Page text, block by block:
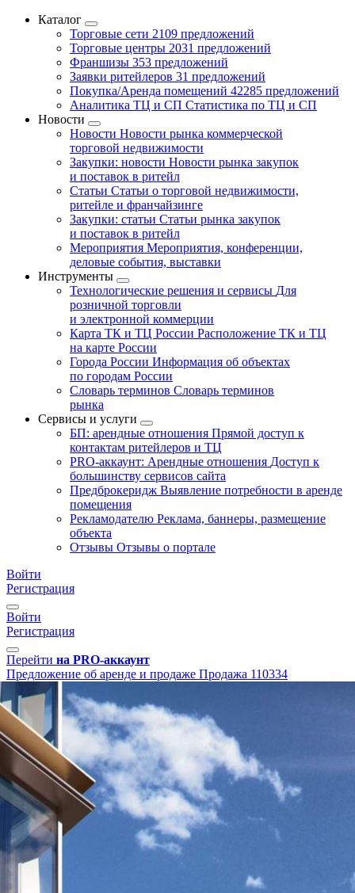
Каталог
Торговые сети 2109 предложений
Торговые центры 2031 предложений
Франшизы 353 предложений
Заявки ритейлеров 31 предложений
Покупка/Аренда помещений 42285 предложений
Аналитика ТЦ и СП Статистика по ТЦ и СП
Новости
Новости Новости рынка коммерческой
торговой недвижимости
Закупки: новости Новости рынка закупок
и поставок в ритейл
Статьи Статьи о торговой недвижимости,
ритейле и франчайзинге
Закупки: статьи Статьи рынка закупок
и поставок в ритейл
Мероприятия Мероприятия, конференции,
деловые события, выставки
Инструменты
Технологические решения и сервисы Для
розничной торговли
и электронной коммерции
Карта ТК и ТЦ России Расположение ТК и ТЦ
на карте России
Города России Информация об объектах
по городам России
Словарь терминов Словарь терминов
рынка
Сервисы и услуги
БП: арендные отношения Прямой доступ к
контактам ритейлеров и ТЦ
PRO-аккаунт: Арендные отношения Доступ к
большинству сервисов сайта
Предброкеридж Выявление потребности в аренде
помещения
Рекламодателю Реклама, баннеры, размещение
объекта
Отзывы Отзывы о портале
Войти
Регистрация
Войти
Регистрация
Перейти на PRO-аккаунт
Предложение об аренде и продаже Продажа 110334